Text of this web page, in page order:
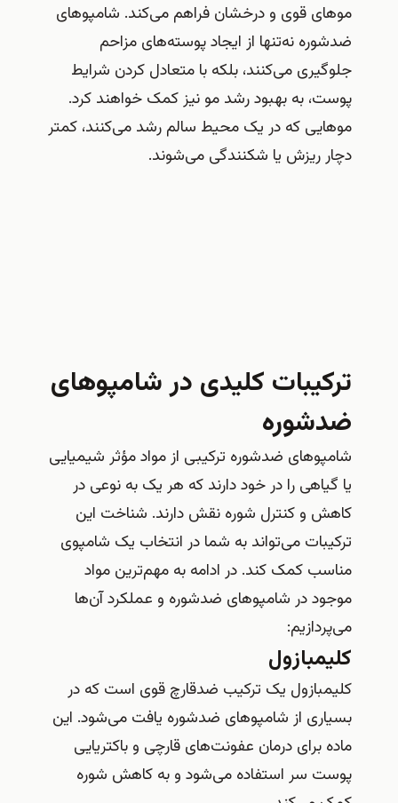
موهای قوی و درخشان فراهم می‌کند. شامپوهای
ضدشوره نه‌تنها از ایجاد پوسته‌های مزاحم
جلوگیری می‌کنند، بلکه با متعادل کردن شرایط
پوست، به بهبود رشد مو نیز کمک خواهند کرد.
موهایی که در یک محیط سالم رشد می‌کنند، کمتر
دچار ریزش یا شکنندگی می‌شوند.
ترکیبات کلیدی در شامپوهای
ضدشوره
شامپوهای ضدشوره ترکیبی از مواد مؤثر شیمیایی
یا گیاهی را در خود دارند که هر یک به نوعی در
کاهش و کنترل شوره نقش دارند. شناخت این
ترکیبات می‌تواند به شما در انتخاب یک شامپوی
مناسب کمک کند. در ادامه به مهم‌ترین مواد
موجود در شامپوهای ضدشوره و عملکرد آن‌ها
می‌پردازیم:
کلیمبازول
کلیمبازول یک ترکیب ضدقارچ قوی است که در
بسیاری از شامپوهای ضدشوره یافت می‌شود. این
ماده برای درمان عفونت‌های قارچی و باکتریایی
پوست سر استفاده می‌شود و به کاهش شوره